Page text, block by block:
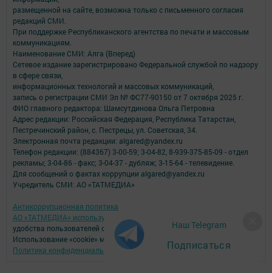
Наш Telegram
Подписаться
размещенной на сайте, возможна только с письменного согласия
редакций СМИ.
При поддержке Республиканского агентства по печати и массовым
коммуникациям.
Наименование СМИ: Алга (Вперед)
Сетевое издание зарегистрировано Федеральной службой по надзору
в сфере связи,
информационных технологий и массовых коммуникаций,
запись о регистрации СМИ Эл № ФС77-90150 от 7 октября 2025 г.
ФИО главного редактора: Шамсутдинова Ольга Петровна
Адрес редакции: Российская Федерация, Республика Татарстан,
Пестречинский район, с. Пестрецы, ул. Советская, 34.
Электронная почта редакции: algared@yandex.ru
Телефон редакции: (884367) 3-00-59; 3-04-82, 8-939-375-85-09 - отдел
рекламы; 3-04-86 - факс; 3-04-37 - дубляж; 3-15-64 - телевидение.
Для сообщений о фактах коррупции algared@yandex.ru
Учредитель СМИ: АО «ТАТМЕДИА»
Антикоррупционная политика
АО «ТАТМЕДИА» использует «cookie»
удобства пользователей сайтом.
Использование «cookie» можно отменить в настройках браузера.
Политика конфиденциальности